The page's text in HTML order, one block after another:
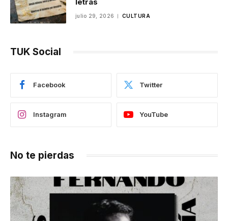
julio 29, 2026 CULTURA
TUK Social
Facebook Twitter
Instagram YouTube
No te pierdas